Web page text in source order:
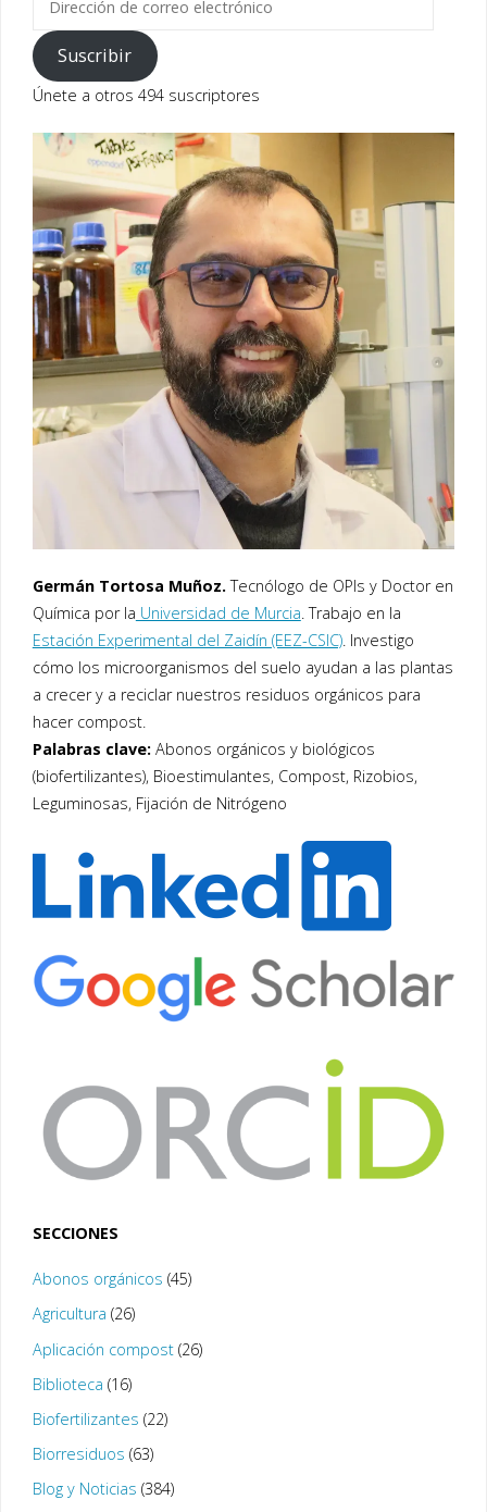
correo
electrónico
Suscribir
Únete a otros 494 suscriptores
Germán Tortosa Muñoz.Tecnólogo de OPIs y Doctor en
Química por la Universidad de Murcia. Trabajo en la
Estación Experimental del Zaidín (EEZ-CSIC). Investigo
cómo los microorganismos del suelo ayudan a las plantas
a crecer y a reciclar nuestros residuos orgánicos para
hacer compost.
Palabras clave:Abonos orgánicos y biológicos
(biofertilizantes), Bioestimulantes, Compost, Rizobios,
Leguminosas, Fijación de Nitrógeno
SECCIONES
Abonos orgánicos (45)
Agricultura (26)
Aplicación compost(26)
Biblioteca (16)
Biofertilizantes (22)
Biorresiduos (63)
Blog y Noticias (384)